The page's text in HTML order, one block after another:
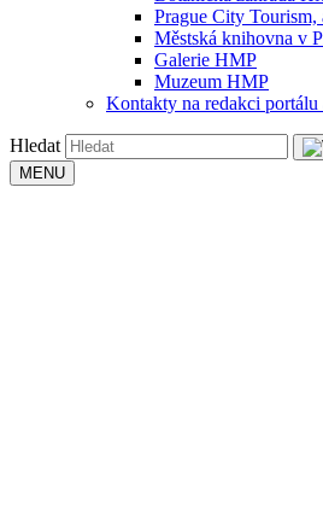
Prague City Tourism,
Městská knihovna v
Galerie HMP
Muzeum HMP
Kontakty na redakci portálu
Hledat
MENU